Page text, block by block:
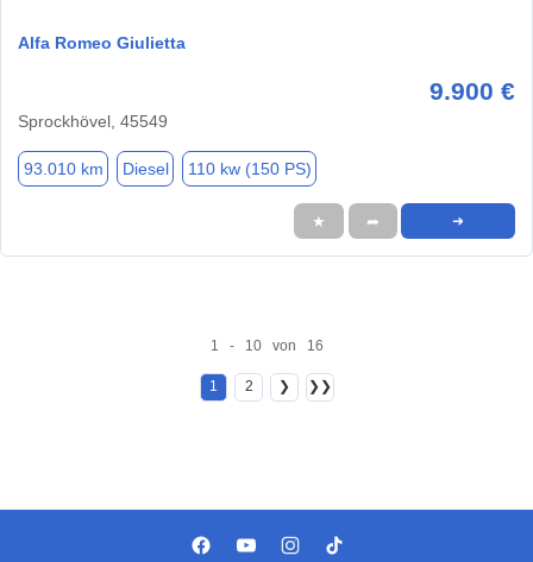
Alfa Romeo Giulietta
9.900 €
Sprockhövel, 45549
93.010 km Diesel 110 kw (150 PS)
★ ➦ ➜
1 - 10 von 16
1 2 ❯ ❯❯